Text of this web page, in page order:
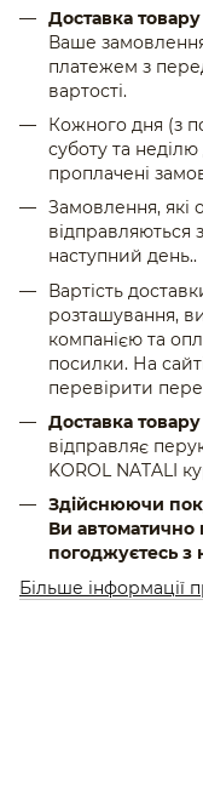
Доставка
Ваше
платежем з
вартості.
Кожного дня (з
суботу та
проплачені
Замовлення, які
відправляються
наступний день..
Вартість
розташування,
компанією та
посилки. На
перевірити
Доставка
відправляє
KOROL NATALI
Здійснюючи
Ви автоматично
погоджуєтесь
Більше інформації